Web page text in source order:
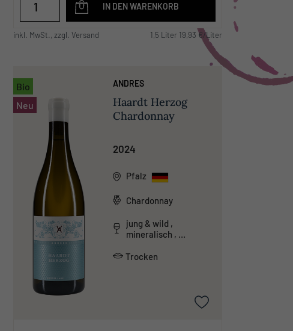
IN DEN WARENKORB
inkl. MwSt., zzgl. Versand 1,5 Liter 19,93 €/Liter
Bio
Neu
ANDRES
Haardt Herzog
Chardonnay
2024
Pfalz
Chardonnay
jung & wild ,
mineralisch ,
Trocken